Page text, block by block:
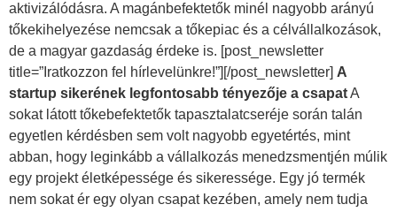
aktivizálódásra. A magánbefektetők minél nagyobb arányú
tőkekihelyezése nemcsak a tőkepiac és a célvállalkozások,
de a magyar gazdaság érdeke is. [post_newsletter
title=”Iratkozzon fel hírlevelünkre!”][/post_newsletter] A
startup sikerének legfontosabb tényezője a csapatA
sokat látott tőkebefektetők tapasztalatcseréje során talán
egyetlen kérdésben sem volt nagyobb egyetértés, mint
abban, hogy leginkább a vállalkozás menedzsmentjén múlik
egy projekt életképessége és sikeressége. Egy jó termék
nem sokat ér egy olyan csapat kezében, amely nem tudja